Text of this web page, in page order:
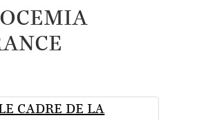
CADRE DE LA